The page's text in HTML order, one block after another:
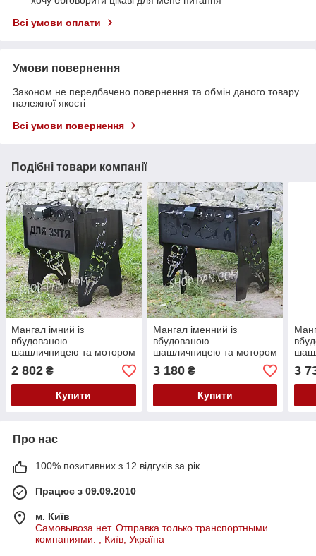
Всі умови оплати
Умови повернення
Законом не передбачено повернення та обмін даного товару
належної якості
Всі умови повернення
Подібні товари компанії
Мангал імний із
вбудованою
шашличницею та мотором
на 6 шампурів
2 802 ₴
Купити
Мангал іменний із
вбудованою
шашличницею та мотором
на 8 шампурів
3 180₴
Купити
на
3
Про нас
100% позитивних з 12 відгуків за рік
Працює з 09.09.2010
м. Київ
Самовывоза нет. Отправка только транспортными
компаниями. , Київ, Україна